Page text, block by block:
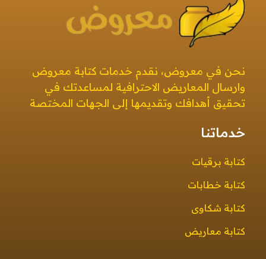
نحن في معروض، نقدم خدمات كتابة معروض
وارسال المعاريض الاحترافية لمساعدتك في
تحقيق أهدافك وتقديمها إلى الجهات المختصة
خدماتنا
كتابة برقيات
كتابة خطابات
كتابة شكاوى
كتابة معاريض